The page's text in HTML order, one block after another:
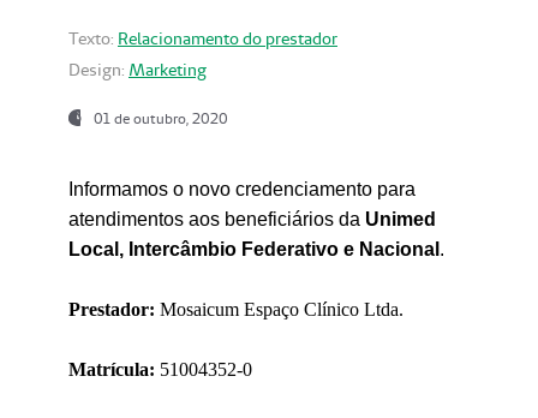
Texto: Relacionamento do prestador
Design: Marketing
01 de outubro, 2020
Informamos o novo credenciamento para
atendimentos aos beneficiários da Unimed
Local, Intercâmbio Federativo e Nacional .
Prestador: Mosaicum Espaço Clínico Ltda.
Matrícula: 51004352-0